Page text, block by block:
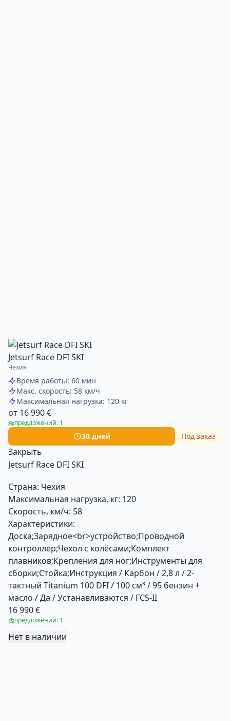
Jetsurf Race DFI SKI
Чехия
Время работы: 60 мин
Макс. скорость: 58 км/ч
Максимальная нагрузка: 120 кг
от 16 990 €
предложений: 1
30 дней Под заказ
Закрыть
Jetsurf Race DFI SKI
Страна: Чехия
Максимальная нагрузка, кг: 120
Скорость, км/ч: 58
Характеристики:
Доска;Зарядное<br>устройство;Проводной
контроллер;Чехол с колёсами;Комплект
плавников;Крепления для ног;Инструменты для
сборки;Стойка;Инструкция / Карбон / 2,8 л / 2-
тактный Titanium 100 DFI / 100 см³ / 95 бензин +
масло / Да / Устанавливаются / FCS-II
16 990 €
предложений: 1
Нет в наличии